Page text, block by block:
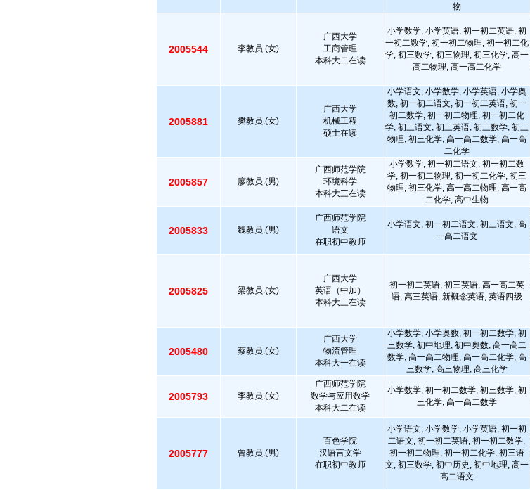
物
2005544 李教员.(女)
广西大学
工商管理
本科大二在读
小学数学, 小学英语, 初一初二英语, 初
一初二数学, 初一初二物理, 初一初二化
学, 初三数学, 初三物理, 初三化学, 高一
高二物理, 高一高二化学
2005881 樊教员.(女)
广西大学
机械工程
硕士在读
小学语文, 小学数学, 小学英语, 小学奥
数, 初一初二语文, 初一初二英语, 初一
初二数学, 初一初二物理, 初一初二化
学, 初三语文, 初三英语, 初三数学, 初三
物理, 初三化学, 高一高二数学, 高一高
二化学
2005857 廖教员.(男)
广西师范学院
环境科学
本科大三在读
小学数学, 初一初二语文, 初一初二数
学, 初一初二物理, 初一初二化学, 初三
物理, 初三化学, 高一高二物理, 高一高
二化学, 高中生物
2005833 魏教员.(男)
广西师范学院
语文
在职初中教师
小学语文, 初一初二语文, 初三语文, 高
一高二语文
2005825 梁教员.(女)
广西大学
英语（中加）
本科大三在读
初一初二英语, 初三英语, 高一高二英
语, 高三英语, 新概念英语, 英语四级
2005480 蔡教员.(女)
广西大学
物流管理
本科大一在读
小学数学, 小学奥数, 初一初二数学, 初
三数学, 初中地理, 初中奥数, 高一高二
数学, 高一高二物理, 高一高二化学, 高
三数学, 高三物理, 高三化学
2005793 李教员.(女)
广西师范学院
数学与应用数学
本科大二在读
小学数学, 初一初二数学, 初三数学, 初
三化学, 高一高二数学
2005777 曾教员.(男)
百色学院
汉语言文学
在职初中教师
小学语文, 小学数学, 小学英语, 初一初
二语文, 初一初二英语, 初一初二数学,
初一初二物理, 初一初二化学, 初三语
文, 初三数学, 初中历史, 初中地理, 高一
高二语文